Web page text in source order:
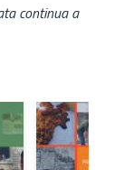
continua a